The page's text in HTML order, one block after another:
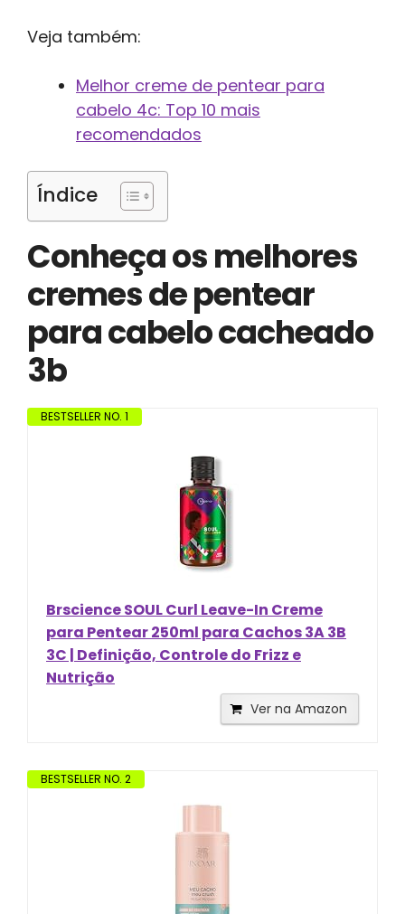
Veja também:
Melhor creme de pentear para
cabelo 4c: Top 10 mais
recomendados
Índice
Conheça os melhores
cremes de pentear
para cabelo cacheado
3b
BESTSELLER NO. 1
Brscience SOUL Curl Leave-In Creme
para Pentear 250ml para Cachos 3A 3B
3C | Definição, Controle do Frizz e
Nutrição
Ver na Amazon
BESTSELLER NO. 2